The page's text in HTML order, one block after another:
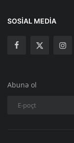
SOSIAL MEDIA
Abunə ol